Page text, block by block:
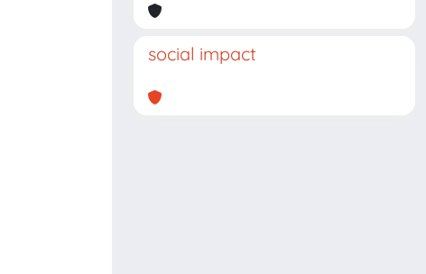
social impact